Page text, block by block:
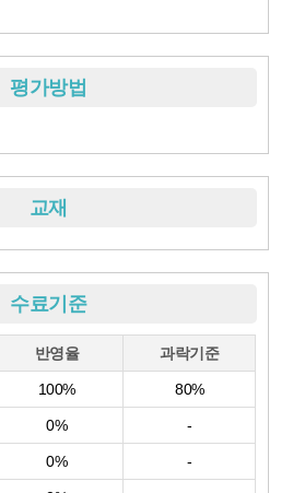
평가방법
교재
수료기준
반영율 과락기준
100% 80%
0% -
0% -